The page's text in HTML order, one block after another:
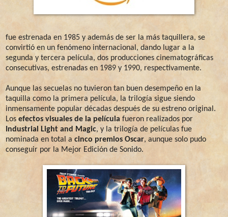
fue estrenada en 1985 y además de ser la más taquillera, se
convirtió en un fenómeno internacional, dando lugar a la
segunda y tercera película, dos producciones cinematográficas
consecutivas, estrenadas en 1989 y 1990, respectivamente.
Aunque las secuelas no tuvieron tan buen desempeño en la
taquilla como la primera película, la trilogía sigue siendo
inmensamente popular décadas después de su estreno original.
Losefectos visuales de la película fueron realizados por
Industrial Light and Magic, y la trilogía de películas fue
nominada en total a cinco premios Oscar, aunque solo pudo
conseguir por la Mejor Edición de Sonido.